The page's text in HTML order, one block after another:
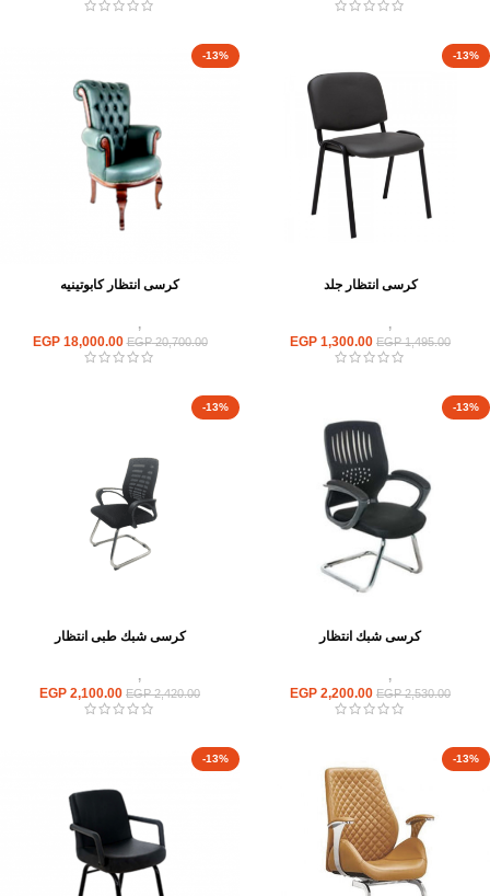
-13%
كرسى انتظار جلد
,
EGP1,495.00
EGP 1,300.00
-13%
كرسى انتظار كابوتينيه
,
EGP20,700.00
EGP18,000.00
-13%
كرسى شبك انتظار
,
EGP2,530.00
EGP 2,200.00
-13%
كرسى شبك طبى انتظار
,
EGP2,420.00
EGP 2,100.00
-13%
-13%